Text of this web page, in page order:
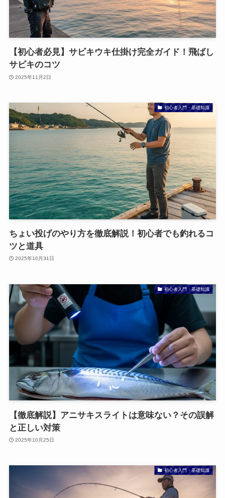
【初心者必見】サビキウキ仕掛け完全ガイド！飛ばし
サビキのコツ
2025年11月2日
初心者入門・基礎知識
ちょい投げのやり方を徹底解説！初心者でも釣れるコ
ツと道具
2025年10月31日
初心者入門・基礎知識
【徹底解説】アニサキスライトは意味ない？その誤解
と正しい対策
2025年10月25日
初心者入門・基礎知識